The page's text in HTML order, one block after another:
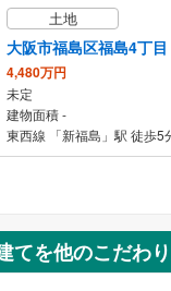
土地
大阪市福島区福島4丁目
4,480万円
未定
建物面積 -
東西線 「新福島」駅 徒歩5
1,080万円
未定
てを他のこだわ